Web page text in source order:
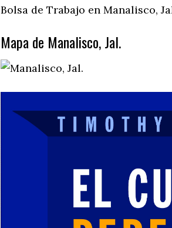
Bolsa de Trabajo en Manalisco,
Mapa de Manalisco, Jal.